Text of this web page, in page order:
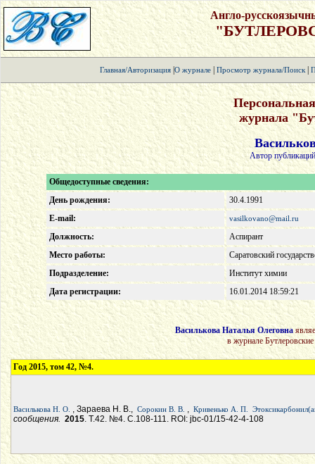
Англо-
Главная/Авторизация| О журнале| Просмотр журнала/Поиск|
журнала
Автор
Общедоступные сведения:
День рождения:
30.4.1991
E-mail:
vasilkovano@mail.ru
Должность:
Аспирант
Место работы:
Саратовский
Подразделение:
Институт химии
Дата регистрации:
16.01.2014 18:59:21
Василькова Наталья Олеговна
в журнале
Год 2015, том 42, №4.
Василькова Н. О. , Зараева Н. В., Сорокин В. В. , Кривенько А. П.
сообщения. 2015. Т.42. №4. С.108-111. ROI: jbc-01/15-42-4-108